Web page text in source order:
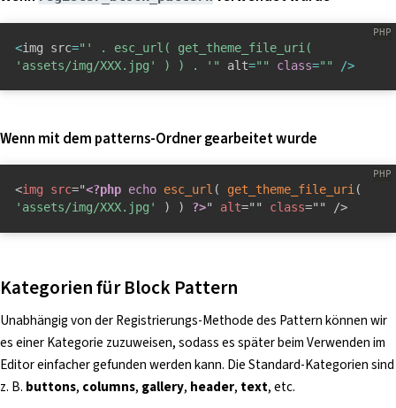
<img src="' . esc_url( get_theme_file_uri(
'assets/img/XXX.jpg' ) ) . '"
alt="" class="" />
Wenn mit dem patterns-Ordner gearbeitet wurde
<img src="<?php echo esc_url ( get_theme_file_uri(
'assets/img/XXX.jpg'
) ) ?>" alt=" " class=" " />
Kategorien für Block Pattern
Unabhängig von der Registrierungs-Methode des Pattern können wir
es einer Kategorie zuzuweisen, sodass es später beim Verwenden im
Editor einfacher gefunden werden kann. Die Standard-Kategorien sind
z. B. buttons, columns, gallery, header, text, etc.